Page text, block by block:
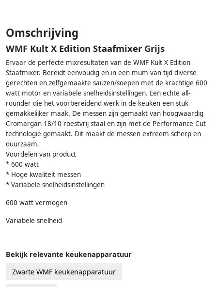
Omschrijving
WMF Kult X Edition Staafmixer Grijs
Ervaar de perfecte mixresultaten van de WMF Kult X Edition
Staafmixer. Bereidt eenvoudig en in een mum van tijd diverse
gerechten en zelfgemaakte sauzen/soepen met de krachtige 600
watt motor en variabele snelheidsinstellingen. Een echte all-
rounder die het voorbereidend werk in de keuken een stuk
gemakkelijker maak. De messen zijn gemaakt van hoogwaardig
Cromargan 18/10 roestvrij staal en zijn met de Performance Cut
technologie gemaakt. Dit maakt de messen extreem scherp en
duurzaam.
Voordelen van product
* 600 watt
* Hoge kwaliteit messen
* Variabele snelheidsinstellingen
600 watt vermogen
Variabele snelheid
Bekijk relevante keukenapparatuur
Zwarte WMF keukenapparatuur